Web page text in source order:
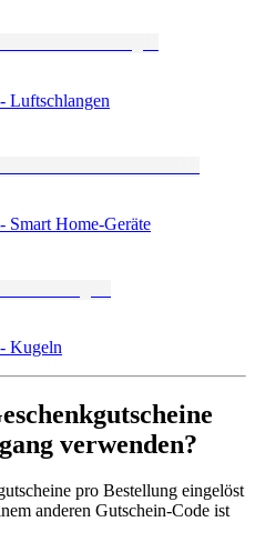
Luftschlangen
Smart Home-Geräte
Kugeln
verwenden?
pro Bestellung eingelöst
anderen Gutschein-Code ist